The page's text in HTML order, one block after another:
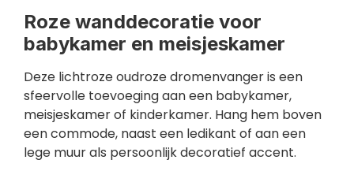
Roze wanddecoratie voor
babykamer en meisjeskamer
Deze lichtroze oudroze dromenvanger is een
sfeervolle toevoeging aan een babykamer,
meisjeskamer of kinderkamer. Hang hem boven
een commode, naast een ledikant of aan een
lege muur als persoonlijk decoratief accent.